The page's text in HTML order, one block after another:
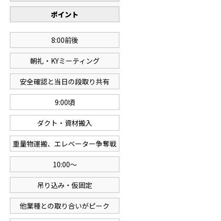
ポイント
8:00前後
朝礼・KYミーティング
安全確認と当日の段取り共有
9:00頃
ダクト・資材搬入
重量物運搬、エレベーター争奪戦
10:00〜
吊り込み・仮固定
他業種との取り合いがピーク